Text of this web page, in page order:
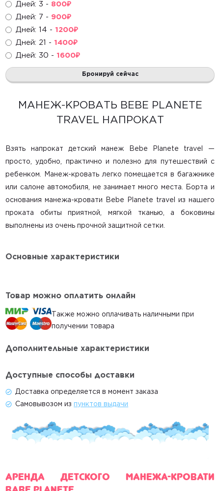
Велосипеды
Игровые центры
Развивающие игрушки
Горки, домики, сухие бассейны
Радионяни
Санки, снегокаты
Ватрушки
Контакты
Доставка и оплата
Акции
Гигиена
Каталог
Коляски
Контакты
Дней: 3 - 800₽
Дней: 7 - 900₽
Дней: 14 - 1200₽
Дней: 21 - 1400₽
Дней: 30 - 1600₽
Бронируй сейчас
МАНЕЖ-КРОВАТЬ BEBE PLANETE
TRAVEL НАПРОКАТ
Взять напрокат детский манеж Bebe Planete travel —
просто, удобно, практично и полезно для путешествий с
ребенком. Манеж-кровать легко помещается в багажнике
или салоне автомобиля, не занимает много места. Борта и
основанияманежа-кровати Bebe Planete travel из нашего
проката обиты приятной, мягкой тканью, а боковины
выполнены из очень прочной защитной сетки.
Основные характеристики
Товар можно оплатить онлайн
Также можно оплачивать наличными при
получении товара
Дополнительные характеристики
Доступные способы доставки
Доставка определяется в момент заказа
Самовывозом из пунктов выдачи
Аренда детского манежа-кровати
Babe Planete